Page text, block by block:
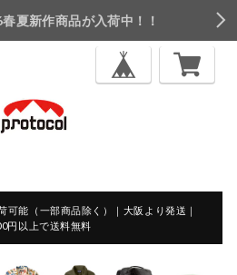
夏新作商品が入荷中！！
可能（一部商品除く）｜大阪より発送｜
円以上で送料無料